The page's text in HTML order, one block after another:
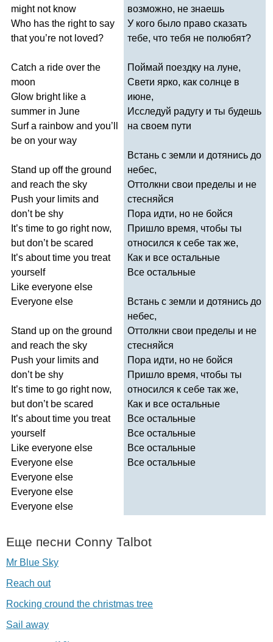
might not know
Who has the right to say
that you’re not loved?
Catch a ride over the
moon
Glow bright like a
summer in June
Surf a rainbow and you’
be on your way
Stand up off the ground
and reach the sky
Push your limits and
don’t be shy
It’s time to go right now,
but don’t be scared
It’s about time you treat
yourself
Like everyone else
Everyone else
Stand up on the ground
and reach the sky
Push your limits and
don’t be shy
It’s time to go right now,
but don’t be scared
It’s about time you treat
yourself
Like everyone else
Everyone else
Everyone else
Everyone else
Everyone else
возможно, не знаешь
У кого было право сказать
тебе, что тебя не полюбят?
Поймай поездку на луне,
Свети ярко, как солнце в
июне,
Исследуй радугу и ты будешь
на своем пути
Встань с земли и дотянись до
небес,
Оттолкни свои пределы и не
стесняйся
Пора идти, но не бойся
Пришло время, чтобы ты
относился к себе так же,
Как и все остальные
Все остальные
Встань с земли и дотянись до
небес,
Оттолкни свои пределы и не
стесняйся
Пора идти, но не бойся
Пришло время, чтобы ты
относился к себе так же,
Как и все остальные
Все остальные
Все остальные
Все остальные
Все остальные
Еще песни Conny Talbot
Mr Blue Sky
Reach out
Rocking cround the christmas tree
Sail away